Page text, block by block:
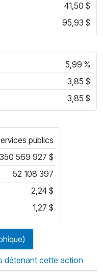
41,50 $
95,93 $
5,99 %
3,85 $
3,85 $
publics
569 927 $
52 108 397
2,24 $
1,27 $
détenant cette action